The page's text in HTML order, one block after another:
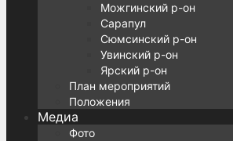
Можгинский р-он
Сарапул
Сюмсинский р-он
Увинский р-он
Ярский р-он
План мероприятий
Положения
Медиа
Фото